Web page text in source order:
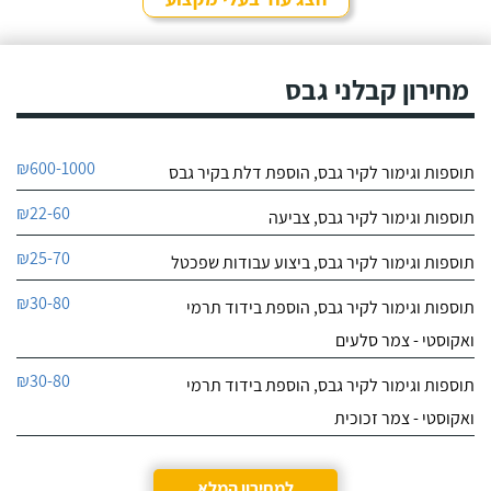
לפרטי העסק
אין על מיקי!
מרוצה מאוד! מיקי עשה
מכיוון שהיינו מרוצים עשה
עבודות שיפוץ אצל אחותי
קורן שיפוצים
לפרטי העסק
9.4 חוות דעת
בביקור אצל חבר
שנעשתה אצלו, מבירורים
ותיאום ציפיות. בני תרם
המקצועי וכך גם סוכם
חייג עכשיו
9.7
מחירון קבלני גבס
תוספות וגימור לקיר גבס, הוספת דלת בקיר גבס ₪600-1000
תוספות וגימור לקיר גבס, צביעה ₪22-60
תוספות וגימור לקיר גבס, ביצוע עבודות שפכטל ₪25-70
תוספות וגימור לקיר גבס, הוספת בידוד תרמי
ואקוסטי - צמר סלעים
₪30-80
תוספות וגימור לקיר גבס, הוספת בידוד תרמי
ואקוסטי - צמר זכוכית
₪30-80